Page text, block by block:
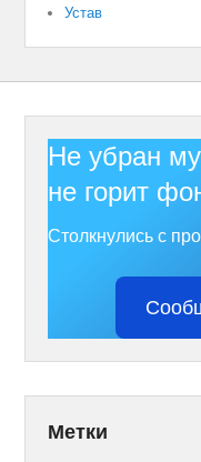
Устав
Не убран
не горит
Столкнулись с
Метки